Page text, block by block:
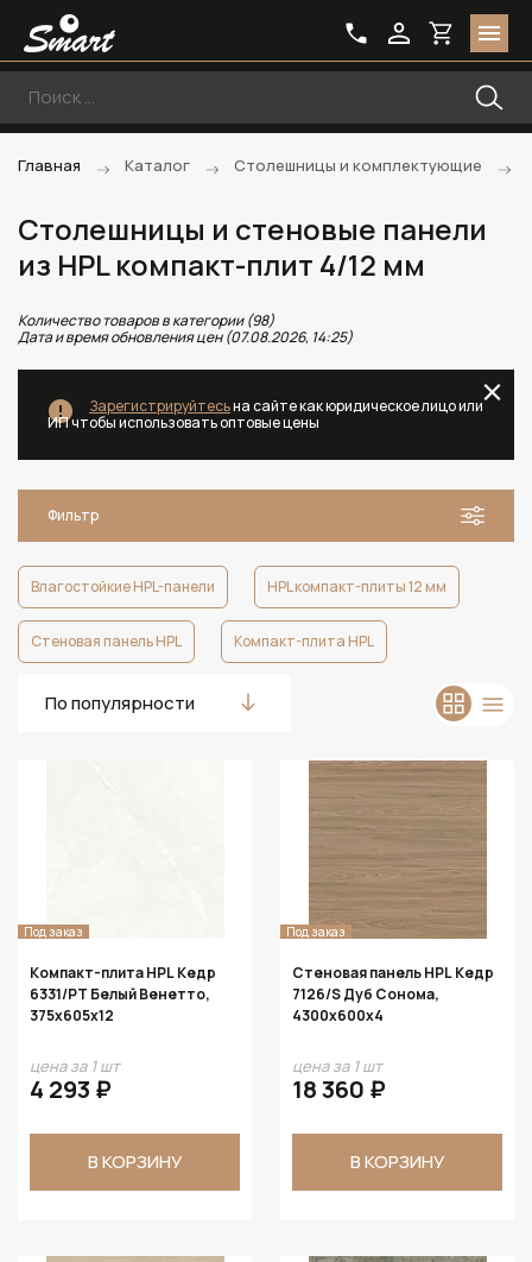
Главная Каталог Столешницы и комплектующие
Столешницы и стеновые панели
из HPL компакт-плит 4/12 мм
Количество товаров в категории (98)
Дата и время обновления цен (07.08.2026, 14:25)
Зарегистрируйтесьна сайте как юридическое лицо или
ИП чтобы использовать оптовые цены
Фильтр
Влагостойкие HPL-панели HPL компакт-плиты 12 мм
Стеновая панель HPL Компакт-плита HPL
По популярности
Под заказ
Компакт-плита HPL Кедр
6331/PT Белый Венетто,
375х605х12
цена за 1 шт
4 293 ₽
В КОРЗИНУ
Под заказ
Стеновая панель HPL Кедр
7126/S Дуб Сонома,
4300х600х4
цена за 1 шт
18 360 ₽
В КОРЗИНУ